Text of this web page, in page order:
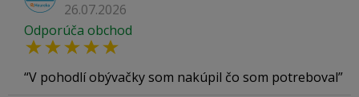
26.07.2026
Odporúča obchod
V pohodlí obývačky som nakúpil čo som potreboval